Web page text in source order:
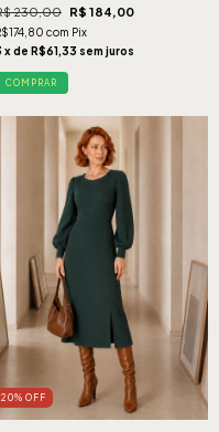
230,00 R$ 184,00
com Pix
x de R$61,33 sem juros
COMPRAR
20% OFF